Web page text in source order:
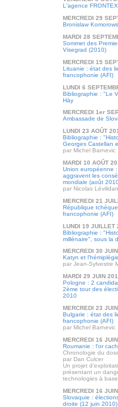
L'agence
MERCREDI 29
Bronislaw
MARDI 28
Sommet des
Visegrad (2010)
MERCREDI 15
Lituanie : état des
francophonie (AFI)
LUNDI 6
Bibliographie : "Le
Hày
MERCREDI 1er
Ambassade de
LUNDI 23 AOÛT
Bibliographie :
Georges Castellan
par Michel Barnevic
MARDI 10 AOÛT
Union européenne
aggravent les
mondiale (août
par Nicolas
MERCREDI 21
République
francophonie (AFI)
LUNDI 19 JUILLET
Bibliographie :
millénaire", sous la
MERCREDI 30
Katyn et
par Jean-Sylvestre
MARDI 29 JUIN
Pologne : 2
2ème tour des
2010
MERCREDI 23
Bulgarie : état des
francophonie (AFI)
par Michel Barnevic
MERCREDI 16
Roumanie : l'or
Chronologie du
par Dan Culcer
Un projet
présentant un
technologies à
MERCREDI 16
Slovaquie :
droite (12 juin 2010)